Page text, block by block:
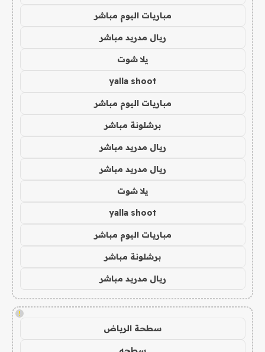
مباريات اليوم مباشر
ريال مدريد مباشر
يلا شوت
yalla shoot
مباريات اليوم مباشر
برشلونة مباشر
ريال مدريد مباشر
ريال مدريد مباشر
يلا شوت
yalla shoot
مباريات اليوم مباشر
برشلونة مباشر
ريال مدريد مباشر
!
سطحة الرياض